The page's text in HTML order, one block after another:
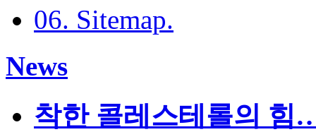
06. Sitemap.
News
착한 콜레스테롤의 힘